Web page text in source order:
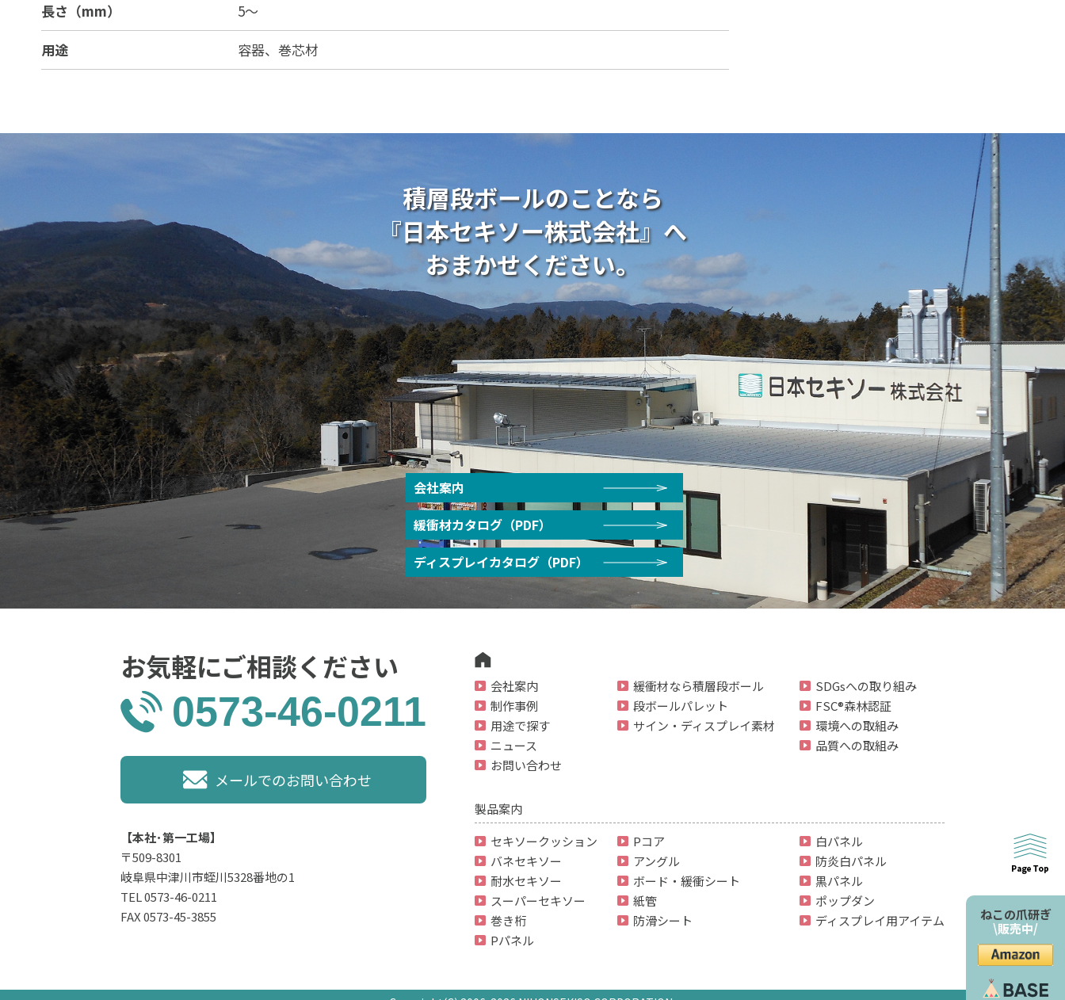
長さ（mm）
5～
用途
容器、巻芯材
積層段ボールのことなら
『日本セキソー株式会社』へ
おまかせください。
会社案内
緩衝材カタログ（PDF）
ディスプレイカタログ（PDF）
お気軽にご相談ください
0573-46-0211
メールでのお問い合わせ
【本社･第一工場】
〒509-8301
岐阜県中津川市蛭川5328番地の1
TEL 0573-46-0211
FAX 0573-45-3855
会社案内
制作事例
用途で探す
ニュース
お問い合わせ
緩衝材なら積層段ボール
段ボールパレット
サイン・ディスプレイ素材
SDGsへの取り組み
FSC®森林認証
環境への取組み
品質への取組み
製品案内
セキソークッション
バネセキソー
耐水セキソー
スーパーセキソー
巻き桁
Pパネル
Pコア
アングル
ボード・緩衝シート
紙管
防滑シート
白パネル
防炎白パネル
黒パネル
ポップダン
ディスプレイ用アイテム
ねこの爪研ぎ
\販売中/